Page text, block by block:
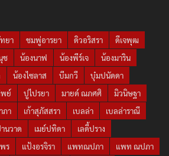
ยา ชมพู่อารยา ดิวอริสรา
ดีเจพุฒ
ช น้องนาฟ น้องพีร์เจ
น้องมาริน
น้องไซลาส บีมกวี
บุ๋มปนัดดา
ย์ ปูไปรยา มายด์ ณภศศิ
มิวนิษฐา
ภา เก้าสุภัสสรา เบลล่า
เบลล่าราณี
นวาด เมย์ปทิดา
เลดี้ปราง
ร แป้งอรจิรา แพทณปภา
แพท ณปภา